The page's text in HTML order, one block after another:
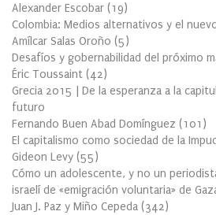
Alexander Escobar (19)
Colombia: Medios alternativos y el
Amílcar Salas Oroño (5)
Desafíos y gobernabilidad del próximo
Éric Toussaint (42)
Grecia 2015 | De la esperanza a la
futuro
Fernando Buen Abad Domínguez (101 )
El capitalismo como sociedad de la
Gideon Levy (55)
Cómo un adolescente, y no un
israelí de «emigración voluntaria» de
Juan J. Paz y Miño Cepeda (342)